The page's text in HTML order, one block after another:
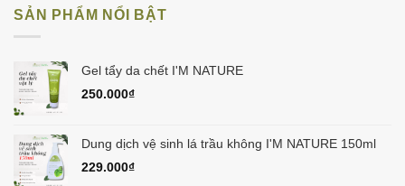
SẢN PHẨM NỔI BẬT
Gel tẩy da chết I'M NATURE
250.000₫
Dung dịch vệ sinh lá trầu không I'M NATURE 150ml
229.000₫